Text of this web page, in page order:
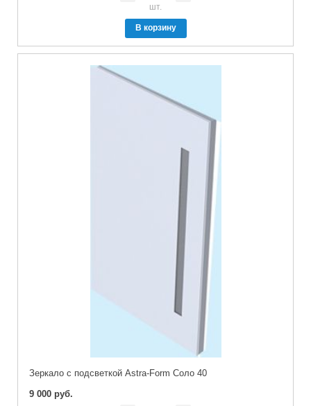
шт.
В корзину
Зеркало с подсветкой Astra-Form Соло 40
9 000 руб.